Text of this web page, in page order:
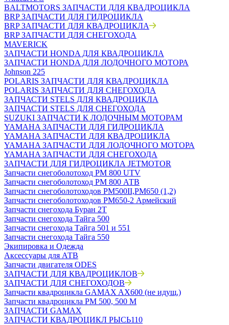
BALTMOTORS ЗАПЧАСТИ ДЛЯ КВАДРОЦИКЛА
BRP ЗАПЧАСТИ ДЛЯ ГИДРОЦИКЛА
BRP ЗАПЧАСТИ ДЛЯ КВАДРОЦИКЛА
BRP ЗАПЧАСТИ ДЛЯ СНЕГОХОДА
MAVERICK
ЗАПЧАСТИ HONDA ДЛЯ КВАДРОЦИКЛА
ЗАПЧАСТИ HONDA ДЛЯ ЛОДОЧНОГО МОТОРА
Johnson 225
POLARIS ЗАПЧАСТИ ДЛЯ КВАДРОЦИКЛА
POLARIS ЗАПЧАСТИ ДЛЯ СНЕГОХОДА
ЗАПЧАСТИ STELS ДЛЯ КВАДРОЦИКЛА
ЗАПЧАСТИ STELS ДЛЯ СНЕГОХОДА
SUZUKI ЗАПЧАСТИ К ЛОДОЧНЫМ МОТОРАМ
YAMAHA ЗАПЧАСТИ ДЛЯ ГИДРОЦИКЛА
YAMAHA ЗАПЧАСТИ ДЛЯ КВАДРОЦИКЛА
YAMAHA ЗАПЧАСТИ ДЛЯ ЛОДОЧНОГО МОТОРА
YAMAHA ЗАПЧАСТИ ДЛЯ СНЕГОХОДА
ЗАПЧАСТИ ДЛЯ ГИДРОЦИКЛА JETMOTOR
Запчасти снегоболотоход РМ 800 UTV
Запчасти снегоболотоход РМ 800 АТВ
Запчасти снегоболотоходов РМ500II,РМ650 (1,2)
Запчасти снегоболотоходов РМ650-2 Армейский
Запчасти снегохода Буран 2Т
Запчасти снегохода Тайга 500
Запчасти снегохода Тайга 501 и 551
Запчасти снегохода Тайга 550
Экипировка и Одежда
Аксессуары для АТВ
Запчасти двигателя ODES
ЗАПЧАСТИ ДЛЯ КВАДРОЦИКЛОВ
ЗАПЧАСТИ ДЛЯ СНЕГОХОДОВ
Запчасти квадроцикла GAMAX AX600 (не идущ.)
Запчасти квадроцикла РМ 500, 500 М
ЗАПЧАСТИ GAMAX
ЗАПЧАСТИ КВАДРОЦИКЛ РЫСЬ110